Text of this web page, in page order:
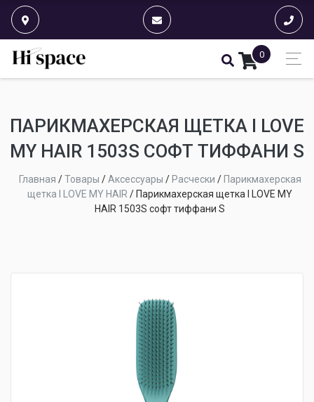
0
ПАРИКМАХЕРСКАЯ ЩЕТКА I LOVE
MY HAIR 1503S СОФТ ТИФФАНИ S
Главная /Товары /Аксессуары / Расчески / Парикмахерская
щетка I LOVE MY HAIR / Парикмахерская щетка I LOVE MY
HAIR 1503S софт тиффани S